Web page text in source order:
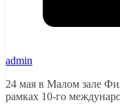
admin
24 мая в Малом зале
рамках 10-го